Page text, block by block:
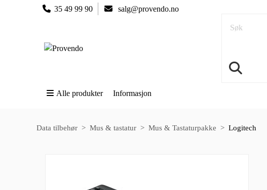
35 49 99 90 salg@provendo.no
Søk
Alle produkter Informasjon
Data tilbehør Mus & tastatur Mus & Tastaturpakke Logitech